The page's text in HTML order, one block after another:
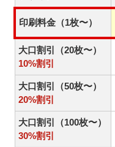
印刷料金（1枚〜）
大口割引（20枚〜）
10%割引
大口割引（50枚〜）
20%割引
大口割引（100枚〜）
30%割引